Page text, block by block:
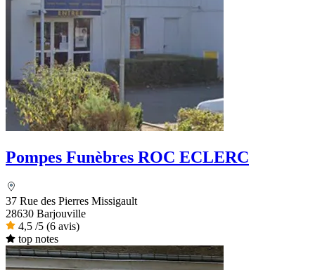
Pompes Funèbres ROC ECLERC
37 Rue des Pierres Missigault
28630 Barjouville
4,5 /5 (6 avis)
top notes